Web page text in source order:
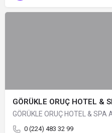
GÖRÜKLE ORUÇ HOTEL &
0 (224) 483 32 99